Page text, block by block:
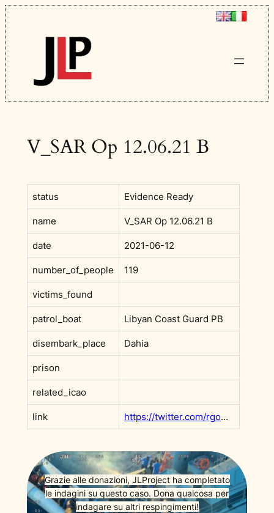
Vai
al
contenuto
V_SAR Op 12.06.21 B
status Evidence Ready
name V_SAR Op 12.06.21 B
date 2021-06-12
number_of_people 119
victims_found
patrol_boat Libyan Coast Guard PB
disembark_place Dahia
prison
related_icao
link https://twitter.com/rgowans/status/1403780060016939011?s=20&t=F9x0rVMDmc_v6ffh5wN3Rw
Grazie alle donazioni, JLProject ha completato
le indagini su questo caso. Dona qualcosa per
indagare su altri respingimenti!